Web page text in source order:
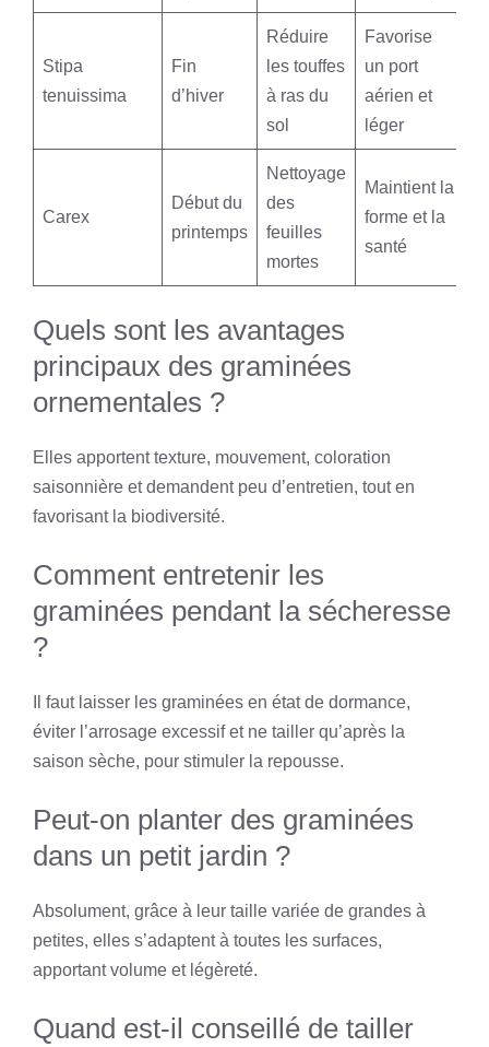
Stipa
tenuissima
Fin
d’hiver
Réduire
les touffes
à ras du
sol
Favorise
un port
aérien et
léger
Carex
Début du
printemps
Nettoyage
des
feuilles
mortes
Maintient la
forme et la
santé
Quels sont les avantages
principaux des graminées
ornementales ?
Elles apportent texture, mouvement, coloration
saisonnière et demandent peu d’entretien, tout en
favorisant la biodiversité.
Comment entretenir les
graminées pendant la sécheresse
?
Il faut laisser les graminées en état de dormance,
éviter l’arrosage excessif et ne tailler qu’après la
saison sèche, pour stimuler la repousse.
Peut-on planter des graminées
dans un petit jardin ?
Absolument, grâce à leur taille variée de grandes à
petites, elles s’adaptent à toutes les surfaces,
apportant volume et légèreté.
Quand est-il conseillé de tailler